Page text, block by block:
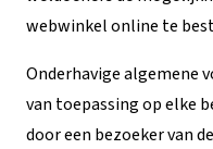
webwinkel online te
Onderhavige algemene
van toepassing op elke
door een bezoeker van